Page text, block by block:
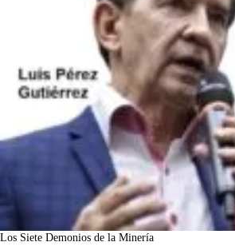
Los Siete Demonios de la Minería